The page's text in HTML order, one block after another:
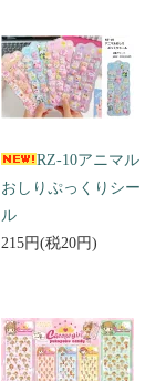
RZ-10アニマル
おしりぷっくりシー
ル
215円(税20円)